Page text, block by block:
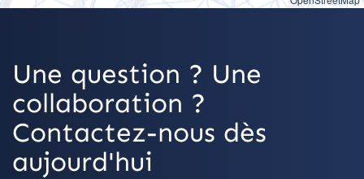
Une question ? Une
collaboration ?
Contactez-nous dès
aujourd'hui